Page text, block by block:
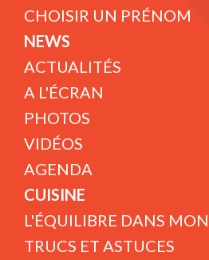
CHOISIR UN PRÉNOM
NEWS
ACTUALITÉS
A L'ÉCRAN
PHOTOS
VIDÉOS
AGENDA
CUISINE
L'ÉQUILIBRE DANS
TRUCS ET ASTUCES